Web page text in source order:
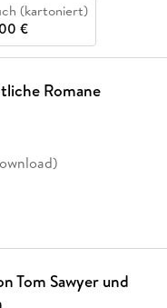
(kartoniert)
€
Romane
Tom Sawyer und